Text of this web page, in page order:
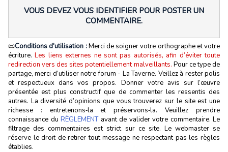
VOUS DEVEZ VOUS IDENTIFIER POUR POSTER UN
COMMENTAIRE.
📜Conditions d'utilisation :Merci de soigner votre orthographe et votre
écriture.Les liens externes ne sont pas autorisés, afin d’éviter toute
redirection vers des sites potentiellement malveillants. Pour ce type de
partage, merci d’utiliser notre forum - La Taverne. Veillez à rester polis
et respectueux dans vos propos. Donner votre avis sur l’œuvre
présentée est plus constructif que de commenter les ressentis des
autres. La diversité d’opinions que vous trouverez sur le site est une
richesse : entretenons‑la et préservons‑la. Veuillez prendre
connaissance du RÈGLEMENTavant de valider votre commentaire. Le
filtrage des commentaires est strict sur ce site. Le webmaster se
réserve le droit de retirer tout message ne respectant pas les règles
établies.